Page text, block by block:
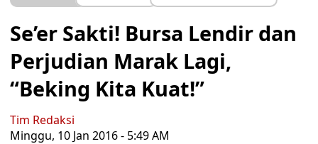
Se’er Sakti! Bursa Lendir dan
Perjudian Marak Lagi,
“Beking Kita Kuat!”
Tim Redaksi
Minggu, 10 Jan 2016 - 5:49 AM